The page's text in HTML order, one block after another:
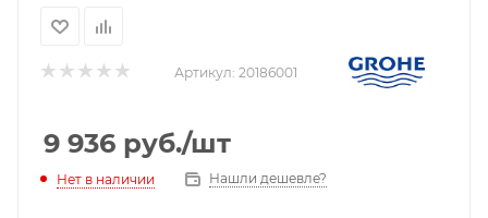
Артикул: 20186001
9 936 руб./шт
Нет в наличии Нашли дешевле?